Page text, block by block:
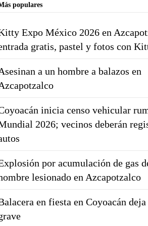
populares
Expo México 2026 en
gratis, pastel y fotos con
a un hombre a balazos en
inicia censo vehicular
2026; vecinos deberán
por acumulación de gas
lesionado en Azcapotzalco
en fiesta en Coyoacán